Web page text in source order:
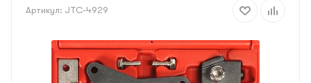
Артикул: JTC-4929